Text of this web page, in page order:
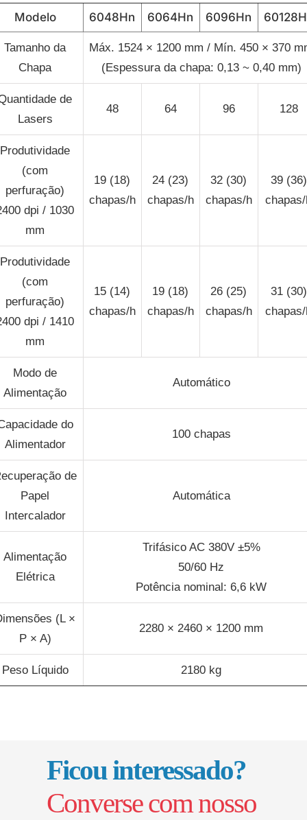
Modelo 6048Hn 6064Hn 6096Hn
Tamanho da
Chapa
Máx. 1524 × 1200 mm / Mín. 450 × 370
(Espessura da chapa: 0,13 ~ 0,40 mm)
de
Lasers
48 64 96 128
Produtividade
(com
perfuração)
dpi / 1030
mm
19 (18)
chapas/h
24 (23)
chapas/h
32 (30)
chapas/h
39 (36)
Produtividade
(com
perfuração)
dpi / 1410
mm
15 (14)
chapas/h
19 (18)
chapas/h
26 (25)
chapas/h
31 (30)
Modo de
Alimentação
Automático
do
Alimentador
100 chapas
de
Papel
Intercalador
Automática
Alimentação
Elétrica
Trifásico AC 380V ±5%
50/60 Hz
Potência nominal: 6,6 kW
(L ×
P × A)
2280 × 2460 × 1200 mm
Peso Líquido 2180 kg
Ficou interessado?
Converse com nosso